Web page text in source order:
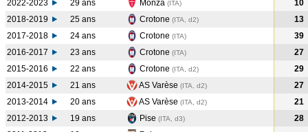
2022-2023 29 ans Monza (ITA)
10
2018-2019
25 ans Crotone (ITA, d2)
13
2017-2018
24 ans Crotone (ITA)
39
2016-2017
23 ans Crotone (ITA)
27
2015-2016
22 ans Crotone (ITA, d2)
29
2014-2015
21 ans AS Varèse (ITA, d2)
27
2013-2014
20 ans AS Varèse (ITA, d2)
21
2012-2013
19 ans Pise (ITA, d3)
28